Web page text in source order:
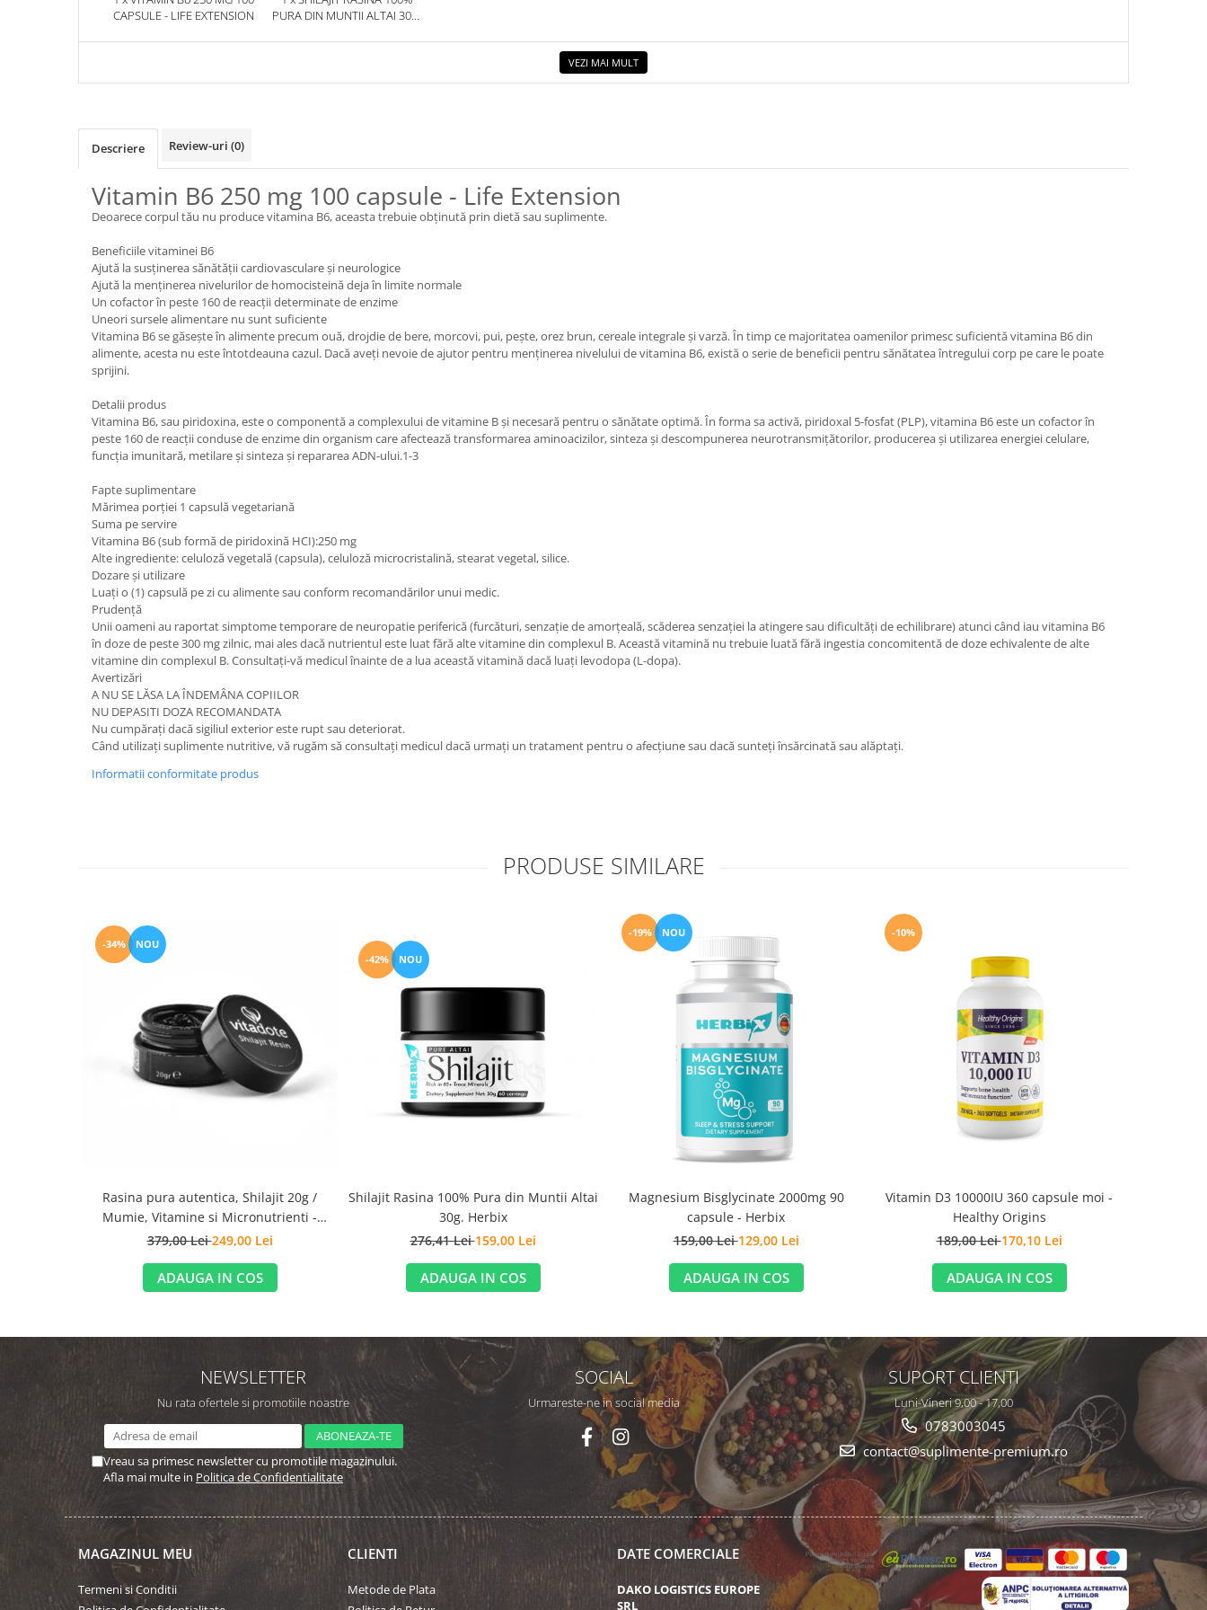
CAPSULE - LIFE EXTENSION
PURA DIN MUNTII ALTAI 30G.
VEZI MAI MULT
Descriere Review-uri (0)
Vitamin B6 250 mg 100 capsule - Life Extension
Deoarece corpul tău nu produce vitamina B6, aceasta trebuie obținută prin dietă sau suplimente.
Beneficiile vitaminei B6
Ajută la susținerea sănătății cardiovasculare și neurologice
Ajută la menținerea nivelurilor de homocisteină deja în limite normale
Un cofactor în peste 160 de reacții determinate de enzime
Uneori sursele alimentare nu sunt suficiente
Vitamina B6 se găsește în alimente precum ouă, drojdie de bere, morcovi, pui, pește, orez brun, cereale integrale și varză. În timp ce majoritatea oamenilor primesc suficientă vitamina B6 din
alimente, acesta nu este întotdeauna cazul. Dacă aveți nevoie de ajutor pentru menținerea nivelului de vitamina B6, există o serie de beneficii pentru sănătatea întregului corp pe care le poate
sprijini.
Detalii produs
Vitamina B6, sau piridoxina, este o componentă a complexului de vitamine B și necesară pentru o sănătate optimă. În forma sa activă, piridoxal 5-fosfat (PLP), vitamina B6 este un cofactor în
peste 160 de reacții conduse de enzime din organism care afectează transformarea aminoacizilor, sinteza și descompunerea neurotransmițătorilor, producerea și utilizarea energiei celulare,
funcția imunitară, metilare şi sinteza şi repararea ADN-ului.1-3
Fapte suplimentare
Mărimea porției 1 capsulă vegetariană
Suma pe servire
Vitamina B6 (sub formă de piridoxină HCI):250 mg
Alte ingrediente: celuloză vegetală (capsula), celuloză microcristalină, stearat vegetal, silice.
Dozare și utilizare
Luați o (1) capsulă pe zi cu alimente sau conform recomandărilor unui medic.
Prudență
Unii oameni au raportat simptome temporare de neuropatie periferică (furcături, senzație de amorțeală, scăderea senzației la atingere sau dificultăți de echilibrare) atunci când iau vitamina B6
în doze de peste 300 mg zilnic, mai ales dacă nutrientul este luat fără alte vitamine din complexul B. Această vitamină nu trebuie luată fără ingestia concomitentă de doze echivalente de alte
vitamine din complexul B. Consultați-vă medicul înainte de a lua această vitamină dacă luați levodopa (L-dopa).
Avertizări
A NU SE LĂSA LA ÎNDEMÂNA COPIILOR
NU DEPASITI DOZA RECOMANDATA
Nu cumpărați dacă sigiliul exterior este rupt sau deteriorat.
Când utilizați suplimente nutritive, vă rugăm să consultați medicul dacă urmați un tratament pentru o afecțiune sau dacă sunteți însărcinată sau alăptați.
Informatii conformitate produs
PRODUSE SIMILARE
-34% NOU
Rasina pura autentica, Shilajit 20g /
Mumie, Vitamine si Micronutrienti -
Vitadote
379,00 Lei249,00 Lei
ADAUGA IN COS
-42% NOU
Shilajit Rasina 100% Pura din Muntii Altai
30g. Herbix
276,41 Lei159,00 Lei
ADAUGA IN COS
-19% NOU
Magnesium Bisglycinate 2000mg 90
capsule - Herbix
159,00 Lei129,00 Lei
ADAUGA IN COS
-10%
Vitamin D3 10000IU 360 capsule moi -
Healthy Origins
189,00 Lei170,10 Lei
ADAUGA IN COS
NEWSLETTER
Nu rata ofertele si promotiile noastre
Vreau sa primesc newsletter cu promotiile magazinului.
Afla mai multe in Politica de Confidentialitate
SOCIAL
Urmareste-ne in social media
SUPORT CLIENTI
Luni-Vineri 9,00 - 17,00
0783003045
contact@suplimente-premium.ro
MAGAZINUL MEU
Termeni si Conditii
CLIENTI
Metode de Plata
DATE COMERCIALE
DAKO LOGISTICS EUROPE
SRL